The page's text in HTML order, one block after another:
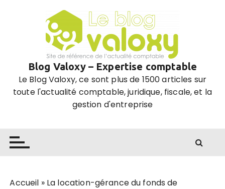
Blog Valoxy – Expertise comptable
Le Blog Valoxy, ce sont plus de 1500 articles sur
toute l'actualité comptable, juridique, fiscale, et la
gestion d'entreprise
Accueil » La location-gérance du fonds de